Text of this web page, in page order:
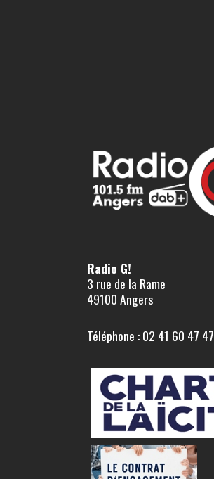
Radio G!
3 rue de la Rame
49100 Angers
Téléphone : 02 41 60 47 47